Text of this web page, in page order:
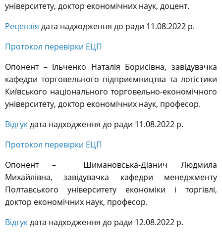
університету, доктор економічних наук, доцент.
Рецензія дата надходження до ради 11.08.2022 р.
Протокол перевірки ЕЦП
Опонент – Ільченко Наталія Борисівна, завідувачка
кафедри торговельного підприємництва та логістики
Київського національного торговельно-економічного
університету, доктор економічних наук, професор.
Відгукдата надходження до ради 11.08.2022 р.
Протокол перевірки ЕЦП
Опонент –
Шимановська-Діанич Людмила
Михайлівна, завідувачка кафедри менеджменту
Полтавського університету економіки і торгівлі,
доктор економічних наук, професор.
Відгукдата надходження до ради 12.08.2022 р.